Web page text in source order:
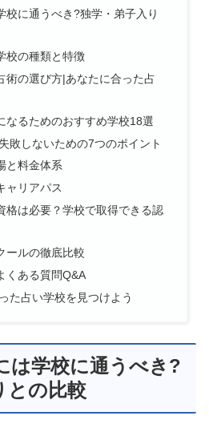
校に通うべき?独学・弟子入り
校の種類と特徴
術の選び方|あなたに合った占
なるためのおすすめ学校18選
敗しないための7つのポイント
と料金体系
ャリアパス
格は必要？学校で取得できる認
ールの徹底比較
くある質問Q&A
た占い学校を見つけよう
は学校に通うべき?
との比較